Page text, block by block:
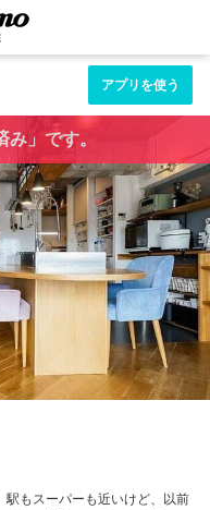
アプリを使う
」です。
駅もスーパーも近いけど、以前